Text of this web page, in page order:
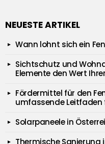
NEUESTE ARTIKEL
Wann lohnt sich ein
Sichtschutz und
Elemente den Wert
Fördermittel für den
umfassende Leitfaden
Solarpaneele in
Thermische Sanierung